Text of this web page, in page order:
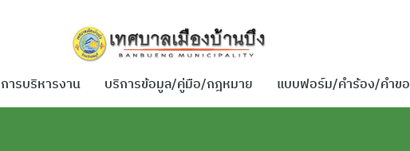
การบริหารงาน บริการข้อมูล/คู่มือ/กฎหมาย แบบฟอร์ม/คำร้อง/คำขอ